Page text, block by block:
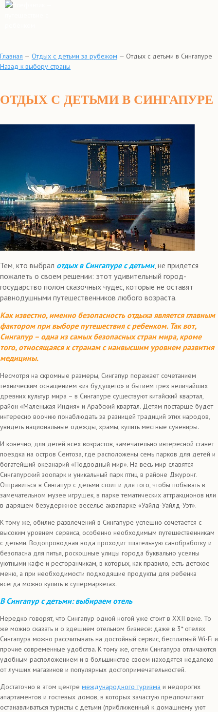
Главная — Отдых с детьми за рубежом — Отдых с детьми в Сингапуре
Назад к выбору страны
ОТДЫХ С ДЕТЬМИ В СИНГАПУРЕ
Тем, кто выбрал отдых в Сингапуре с детьми, не придется
пожалеть о своем решении: этот удивительный город-
государство полон сказочных чудес, которые не оставят
равнодушными путешественников любого возраста.
Как известно, именно безопасность отдыха является главным
фактором при выборе путешествия с ребенком. Так вот,
Сингапур – одна из самых безопасных стран мира, кроме
того, относящаяся к странам с наивысшим уровнем развития
медицины.
Несмотря на скромные размеры, Сингапур поражает сочетанием
техническим оснащением «из будущего» и бытием трех величайших
древних культур мира – в Сингапуре существуют китайский квартал,
район «Маленькая Индия» и Арабский квартал. Детям постарше будет
интересно воочию понаблюдать за разницей традиций этих народов,
увидеть национальные одежды, храмы, купить местные сувениры.
И конечно, для детей всех возрастов, замечательно интересной станет
поездка на остров Сентоза, где расположены семь парков для детей и
богатейший океанарий «Подводный мир». На весь мир славятся
Сингапурский зоопарк и уникальный парк птиц в районе Джуронг.
Отправиться в Сингапур с детьми стоит и для того, чтобы побывать в
замечательном музее игрушек, в парке тематических аттракционов или
в дарящем безудержное веселье аквапарке «Уайлд-Уайлд-Уэт».
К тому же, обилие развлечений в Сингапуре успешно сочетается с
высоким уровнем сервиса, особенно необходимым путешественникам
с детьми. Водопроводная вода проходит тщательную санобработку и
безопасна для питья, роскошные улицы города буквально усеяны
уютными кафе и ресторанчикам, в которых, как правило, есть детское
меню, а при необходимости подходящие продукты для ребенка
всегда можно купить в супермаркетах.
В Сингапур с детьми: выбираем отель
Нередко говорят, что Сингапур одной ногой уже стоит в XXII веке. То
же можно сказать и о здешнем отельном бизнесе: даже в 3* отелях
Сингапура можно рассчитывать на достойный сервис, бесплатный Wi-Fi и
прочие современные удобства. К тому же, отели Сингапура отличаются
удобным расположением и в большинстве своем находятся недалеко
от лучших магазинов и популярных достопримечательностей.
Достаточно в этом центре международного туризма и недорогих
апартаментов и гостевых домов, в которых зачастую предпочитают
останавливаться туристы с детьми (приближенный к домашнему уют